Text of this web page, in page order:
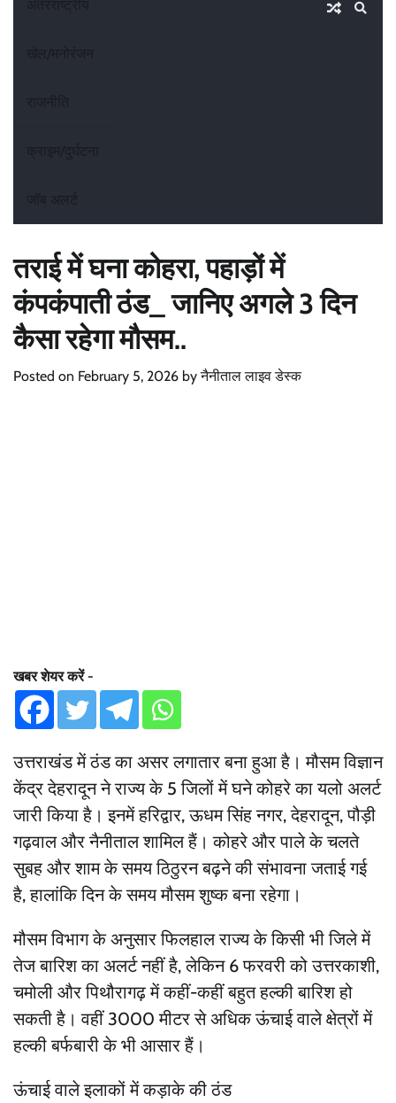
अंतरराष्ट्रीय
खेल/मनोरंजन
राजनीति
क्राइम/दुर्घटना
जॉब अलर्ट
तराई में घना कोहरा, पहाड़ों में
कंपकंपाती ठंड_ जानिए अगले 3 दिन
कैसा रहेगा मौसम..
Posted on February 5, 2026 byनैनीताल लाइव डेस्क
खबर शेयर करें -
उत्तराखंड में ठंड का असर लगातार बना हुआ है। मौसम विज्ञान
केंद्र देहरादून ने राज्य के 5 जिलों में घने कोहरे का यलो अलर्ट
जारी किया है। इनमें हरिद्वार, ऊधम सिंह नगर, देहरादून, पौड़ी
गढ़वाल और नैनीताल शामिल हैं। कोहरे और पाले के चलते
सुबह और शाम के समय ठिठुरन बढ़ने की संभावना जताई गई
है, हालांकि दिन के समय मौसम शुष्क बना रहेगा।
मौसम विभाग के अनुसार फिलहाल राज्य के किसी भी जिले में
तेज बारिश का अलर्ट नहीं है, लेकिन 6 फरवरी को उत्तरकाशी,
चमोली और पिथौरागढ़ में कहीं-कहीं बहुत हल्की बारिश हो
सकती है। वहीं 3000 मीटर से अधिक ऊंचाई वाले क्षेत्रों में
हल्की बर्फबारी के भी आसार हैं।
ऊंचाई वाले इलाकों में कड़ाके की ठंड